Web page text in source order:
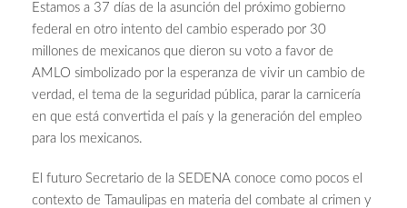
Estamos a 37 días de la asunción del próximo gobierno
federal en otro intento del cambio esperado por 30
millones de mexicanos que dieron su voto a favor de
AMLO simbolizado por la esperanza de vivir un cambio de
verdad, el tema de la seguridad pública, parar la carnicería
en que está convertida el país y la generación del empleo
para los mexicanos.
El futuro Secretario de la SEDENA conoce como pocos el
contexto de Tamaulipas en materia del combate al crimen y